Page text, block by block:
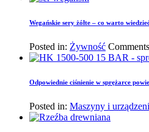
Wegańskie sery żółte – co warto
Posted in: Żywność
Odpowiednie ciśnienie w sprężarce
Posted in: Maszyny i